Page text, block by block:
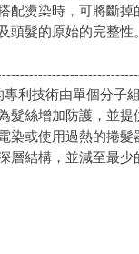
配燙染時，可將斷
頭髮的原始的完整性。
專利技術由單個分子
髮絲增加防護，並提
染或使用過熱的捲
層結構，並減至最少